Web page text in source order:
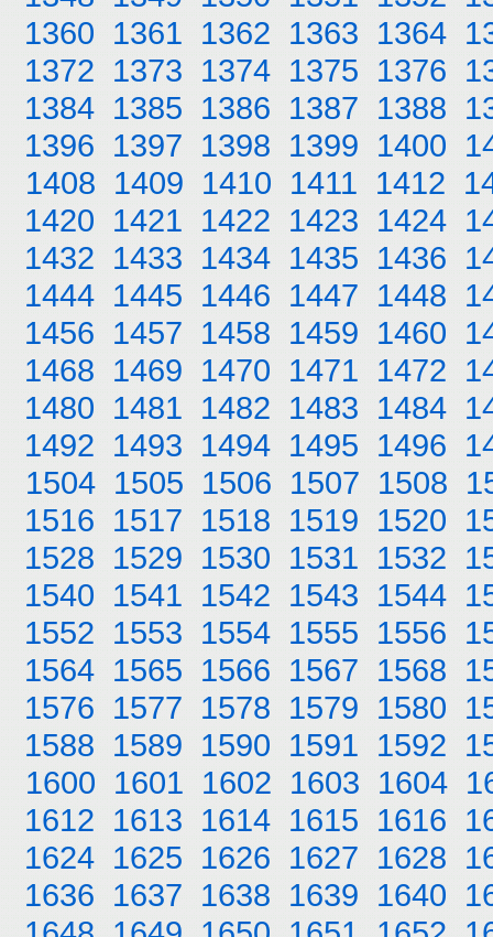
1360 1361 1362 1363 1364
1372 1373 1374 1375 1376
1384 1385 1386 1387 1388
1396 1397 1398 1399 1400
1408 1409 1410 1411 1412
1420 1421 1422 1423 1424
1432 1433 1434 1435 1436
1444 1445 1446 1447 1448
1456 1457 1458 1459 1460
1468 1469 1470 1471 1472
1480 1481 1482 1483 1484
1492 1493 1494 1495 1496
1504 1505 1506 1507 1508
1516 1517 1518 1519 1520
1528 1529 1530 1531 1532
1540 1541 1542 1543 1544
1552 1553 1554 1555 1556
1564 1565 1566 1567 1568
1576 1577 1578 1579 1580
1588 1589 1590 1591 1592
1600 1601 1602 1603 1604
1612 1613 1614 1615 1616
1624 1625 1626 1627 1628
1636 1637 1638 1639 1640